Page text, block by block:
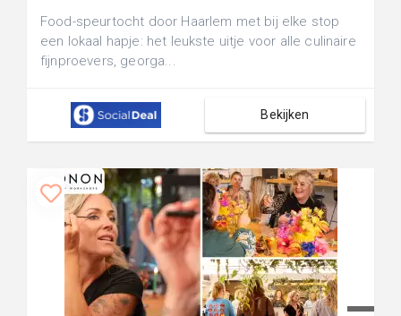
Food-speurtocht door Haarlem met bij elke stop
een lokaal hapje: het leukste uitje voor alle culinaire
fijnproevers, georga...
Bekijken